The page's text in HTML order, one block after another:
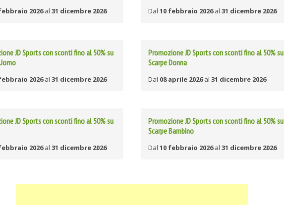
2026al 31 dicembre 2026 Dal 10 febbraio 2026al 31 dicembre 2026
JD Sports con sconti fino al 50% su
2026al 31 dicembre 2026
Promozione JD Sports con sconti fino al 50% su
Scarpe Donna
Dal 08 aprile 2026al 31 dicembre 2026
JD Sports con sconti fino al 50% su
2026al 31 dicembre 2026
Promozione JD Sports con sconti fino al 50% su
Scarpe Bambino
Dal 10 febbraio 2026al 31 dicembre 2026